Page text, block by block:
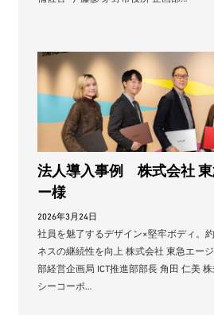
法人導入事例 株式会社 東
ー様
2026年3月24日
社員を魅了するデザイン×堅牢ボディ。
ネスの継続性を向上 株式会社 東急エー
部経営企画局 ICT推進部部長 ⻆田 仁美
シーコーポ…